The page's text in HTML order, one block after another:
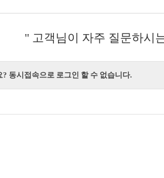
" 고객님이 자주 질문하시
? 동시접속으로 로그인 할 수 없습니다.